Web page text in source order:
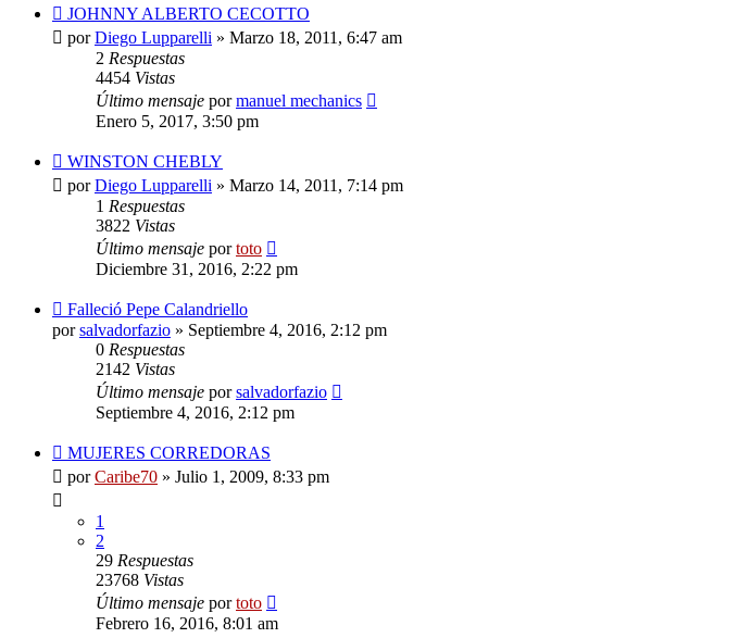
JOHNNY ALBERTO CECOTTO
porDiego Lupparelli » Marzo 18, 2011, 6:47 am
2 Respuestas
4454 Vistas
Último mensaje pormanuel mechanics
Enero 5, 2017, 3:50 pm
WINSTON CHEBLY
porDiego Lupparelli » Marzo 14, 2011, 7:14 pm
1 Respuestas
3822 Vistas
Último mensaje portoto
Diciembre 31, 2016, 2:22 pm
Falleció Pepe Calandriello
porsalvadorfazio » Septiembre 4, 2016, 2:12 pm
0 Respuestas
2142 Vistas
Último mensaje porsalvadorfazio
Septiembre 4, 2016, 2:12 pm
MUJERES CORREDORAS
porCaribe70 » Julio 1, 2009, 8:33 pm
1
2
29 Respuestas
23768 Vistas
Último mensaje portoto
Febrero 16, 2016, 8:01 am